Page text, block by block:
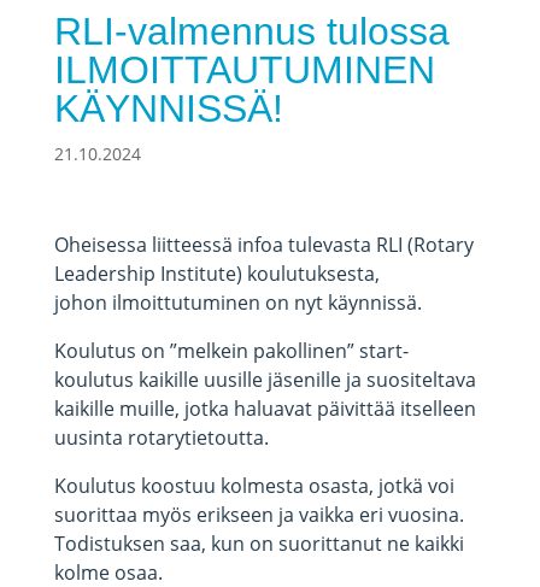
RLI-valmennus tulossa
ILMOITTAUTUMINEN
KÄYNNISSÄ!
21.10.2024
Oheisessa liitteessä infoa tulevasta RLI (Rotary
Leadership Institute) koulutuksesta,
johon ilmoittutuminen on nyt käynnissä.
Koulutus on ”melkein pakollinen” start-
koulutus kaikille uusille jäsenille ja suositeltava
kaikille muille, jotka haluavat päivittää itselleen
uusinta rotarytietoutta.
Koulutus koostuu kolmesta osasta, jotkä voi
suorittaa myös erikseen ja vaikka eri vuosina.
Todistuksen saa, kun on suorittanut ne kaikki
kolme osaa.